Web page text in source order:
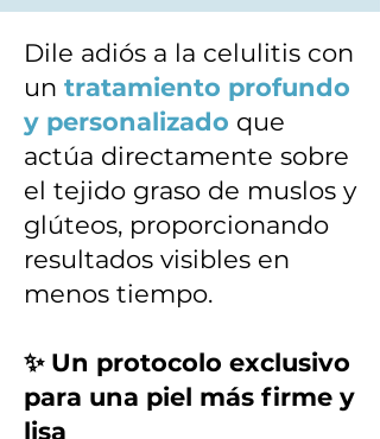
Dile adiós a la celulitis con
un tratamiento profundo
y personalizado que
actúa directamente sobre
el tejido graso de muslos y
glúteos, proporcionando
resultados visibles en
menos tiempo.
✨ Un protocolo exclusivo
para una piel más firme y
lisa